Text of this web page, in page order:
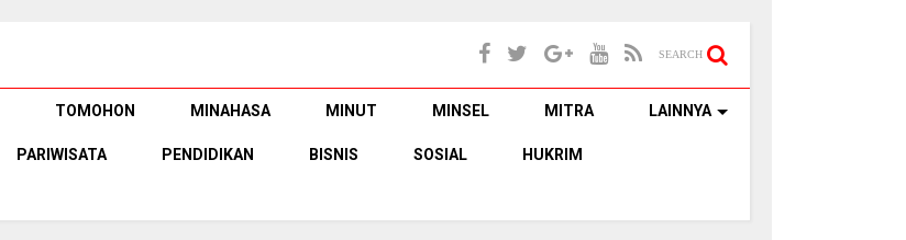
SEARCH
TOMOHON MINAHASA MINUT MINSEL MITRA LAINNYA
PARIWISATA PENDIDIKAN BISNIS SOSIAL HUKRIM